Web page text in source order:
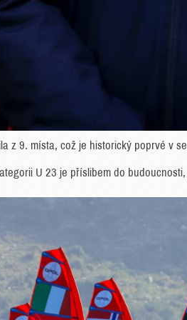
z 9. místa, což je historický poprvé v
U 23 je příslibem do